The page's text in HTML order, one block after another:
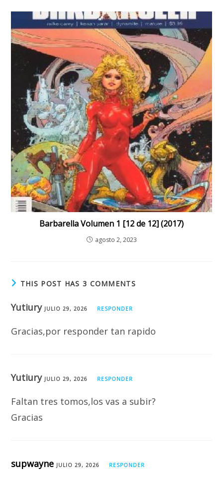
Barbarella Volumen 1 [12 de 12] (2017)
agosto 2, 2023
THIS POST HAS 3 COMMENTS
Yutiury JULIO 29, 2026 RESPONDER
Gracias,por responder tan rapido
Yutiury JULIO 29, 2026 RESPONDER
Faltan tres tomos,los vas a subir?
Gracias
supwayne JULIO 29, 2026 RESPONDER